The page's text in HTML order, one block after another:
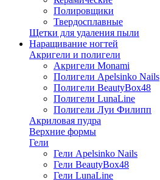
Полировщики
Твердосплавные
Щетки для удаления пыли
Наращивание ногтей
Акригели и полигели
Акригели Monami
Полигели Apelsinko Nails
Полигели BeautyBox48
Полигели LunaLine
Полигели Луи Филипп
Акриловая пудра
Верхние формы
Гели
Гели Apelsinko Nails
Гели BeautyBox48
Гели LunaLine